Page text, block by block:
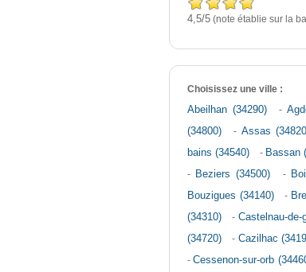
4,5/5 (note établie sur la
Choisissez une ville :
Abeilhan (34290)
-
(34800)
- Assas
bains (34540)
- Bassan
- Beziers (34500) -
Bouzigues (34140)
-
(34310)
- Castelnau-de-
(34720)
- Cazilhac
-Cessenon-sur-orb